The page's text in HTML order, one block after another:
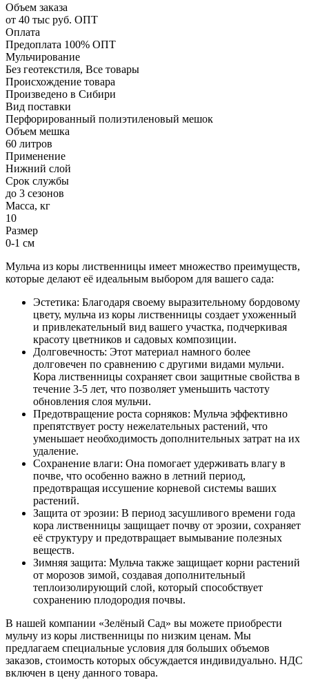
Объем заказа
от 40 тыс руб. ОПТ
Оплата
Предоплата 100% ОПТ
Мульчирование
Без геотекстиля, Все товары
Происхождение товара
Произведено в Сибири
Вид поставки
Перфорированный полиэтиленовый мешок
Объем мешка
60 литров
Применение
Нижний слой
Срок службы
до 3 сезонов
Масса, кг
10
Размер
0-1 см
Мульча из коры лиственницы имеет множество преимуществ,
которые делают её идеальным выбором для вашего сада:
Эстетика: Благодаря своему выразительному бордовому
цвету, мульча из коры лиственницы создает ухоженный
и привлекательный вид вашего участка, подчеркивая
красоту цветников и садовых композиции.
Долговечность: Этот материал намного более
долговечен по сравнению с другими видами мульчи.
Кора лиственницы сохраняет свои защитные свойства в
течение 3-5 лет, что позволяет уменьшить частоту
обновления слоя мульчи.
Предотвращение роста сорняков: Мульча эффективно
препятствует росту нежелательных растений, что
уменьшает необходимость дополнительных затрат на их
удаление.
Сохранение влаги: Она помогает удерживать влагу в
почве, что особенно важно в летний период,
предотвращая иссушение корневой системы ваших
растений.
Защита от эрозии: В период засушливого времени года
кора лиственницы защищает почву от эрозии, сохраняет
её структуру и предотвращает вымывание полезных
веществ.
Зимняя защита: Мульча также защищает корни растений
от морозов зимой, создавая дополнительный
теплоизолирующий слой, который способствует
сохранению плодородия почвы.
В нашей компании «Зелёный Сад» вы можете приобрести
мульчу из коры лиственницы по низким ценам. Мы
предлагаем специальные условия для больших объемов
заказов, стоимость которых обсуждается индивидуально. НДС
включен в цену данного товара.